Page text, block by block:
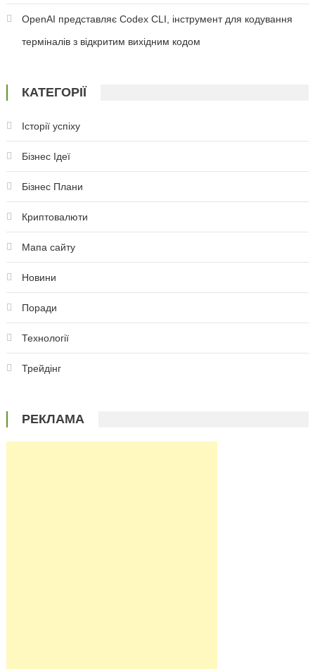
OpenAI представляє Codex CLI, інструмент для кодування
терміналів з відкритим вихідним кодом
КАТЕГОРІЇ
Історії успіху
Бізнес Ідеї
Бізнес Плани
Криптовалюти
Мапа сайту
Новини
Поради
Технології
Трейдінг
РЕКЛАМА